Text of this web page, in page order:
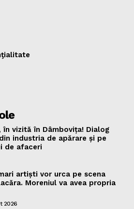
în vizită în Dâmbovița! Dialog
industria de apărare și pe
de afaceri
artiști vor urca pe scena
Moreniul va avea propria
2026